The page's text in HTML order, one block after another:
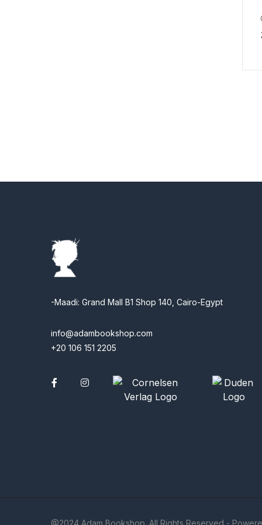
-Maadi: Grand Mall B1 Shop 140, Cairo-Egypt
info@adambookshop.com
+20 106 151 2205
Facebook
@2024 Adam Bookshop. All Rights Reserved -